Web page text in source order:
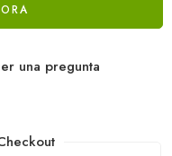
una pregunta